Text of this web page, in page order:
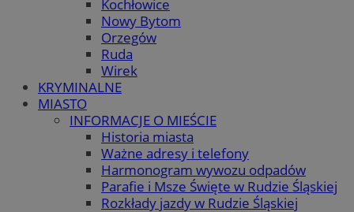
Kochłowice
Nowy Bytom
Orzegów
Ruda
Wirek
KRYMINALNE
MIASTO
INFORMACJE O MIEŚCIE
Historia miasta
Ważne adresy i telefony
Harmonogram wywozu odpadów
Parafie i Msze Święte w Rudzie Śląskiej
Rozkłady jazdy w Rudzie Śląskiej